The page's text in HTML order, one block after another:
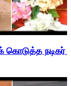
கொடுத்த நடிகர்